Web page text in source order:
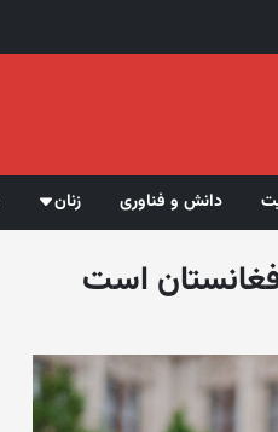
دانش و فناوری زنان
است